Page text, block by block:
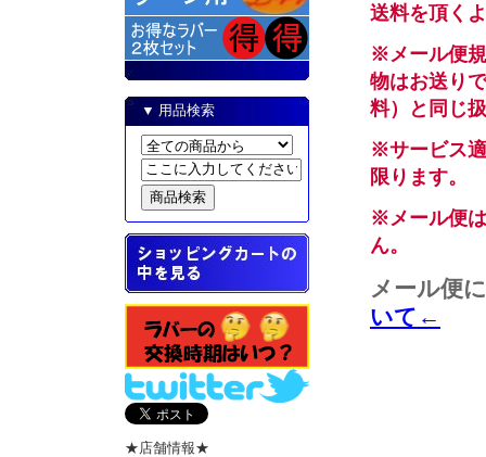
▼ 用品検索
★店舗情報★
送料を頂く
※メール便
物はお送り
料）と同じ
※サービス
限ります。
※メール便
ん。
メール便
いて←